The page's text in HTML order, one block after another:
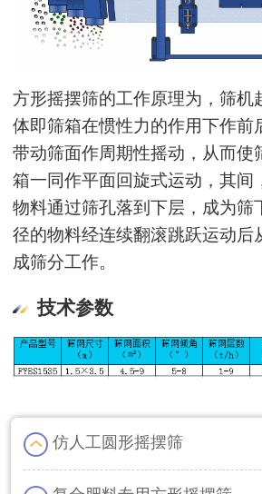
方形摇摆筛的工作原理为，筛机
体即筛箱在惯性力的作用下作前
带动筛面作周期性摇动，从而使
箱一同作平面回旋式运动，其间
物料通过筛孔落到下层，成为筛
径的物料经连续翻滚跳跃运动后
成筛分工作。
技术参数
仿人工圆形摇摆筛